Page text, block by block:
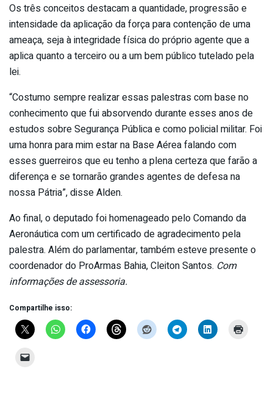
Os três conceitos destacam a quantidade, progressão e
intensidade da aplicação da força para contenção de uma
ameaça, seja à integridade física do próprio agente que a
aplica quanto a terceiro ou a um bem público tutelado pela
lei.
“Costumo sempre realizar essas palestras com base no
conhecimento que fui absorvendo durante esses anos de
estudos sobre Segurança Pública e como policial militar. Foi
uma honra para mim estar na Base Aérea falando com
esses guerreiros que eu tenho a plena certeza que farão a
diferença e se tornarão grandes agentes de defesa na
nossa Pátria”, disse Alden.
Ao final, o deputado foi homenageado pelo Comando da
Aeronáutica com um certificado de agradecimento pela
palestra. Além do parlamentar, também esteve presente o
coordenador do ProArmas Bahia, Cleiton Santos. Com
informações de assessoria.
Compartilhe isso: